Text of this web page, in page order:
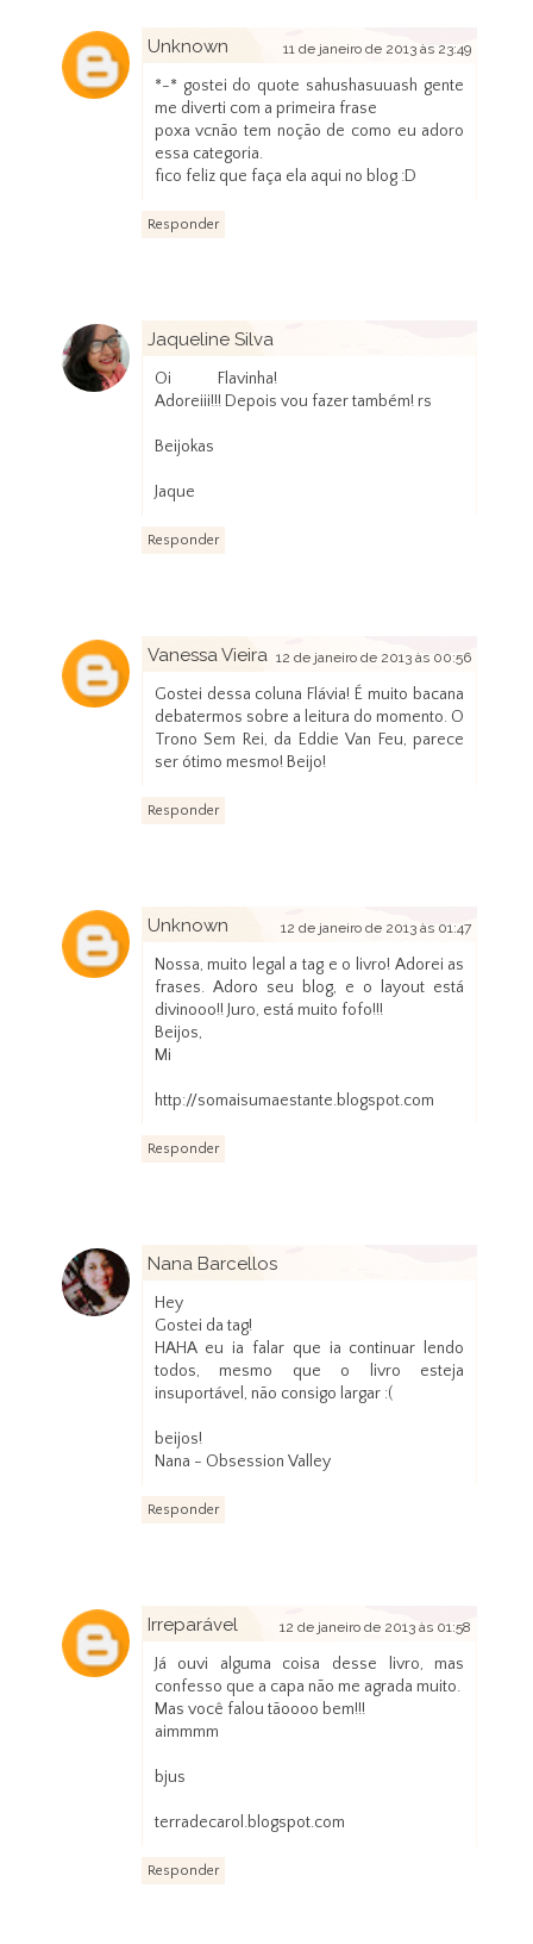
Unknown 11 de janeiro de 2013 às 23:49
*-* gostei do quote sahushasuuash gente
me diverti com a primeira frase
poxa vcnão tem noção de como eu adoro
essa categoria.
fico feliz que faça ela aqui no blog :D
Responder
Jaqueline Silva
Oi Flavinha!
Adoreiii!!! Depois vou fazer também! rs
Beijokas
Jaque
Responder
Vanessa Vieira 12 de janeiro de 2013 às 00:56
Gostei dessa coluna Flávia! É muito bacana
debatermos sobre a leitura do momento. O
Trono Sem Rei, da Eddie Van Feu, parece
ser ótimo mesmo! Beijo!
Responder
Unknown 12 de janeiro de 2013 às 01:47
Nossa, muito legal a tag e o livro! Adorei as
frases. Adoro seu blog, e o layout está
divinooo!! Juro, está muito fofo!!!
Beijos,
Mi
http://somaisumaestante.blogspot.com
Responder
Nana Barcellos
Hey
Gostei da tag!
HAHA eu ia falar que ia continuar lendo
todos, mesmo que o livro esteja
insuportável, não consigo largar :(
beijos!
Nana - Obsession Valley
Responder
Irreparável 12 de janeiro de 2013 às 01:58
Já ouvi alguma coisa desse livro, mas
confesso que a capa não me agrada muito.
Mas você falou tãoooo bem!!!
aimmmm
bjus
terradecarol.blogspot.com
Responder